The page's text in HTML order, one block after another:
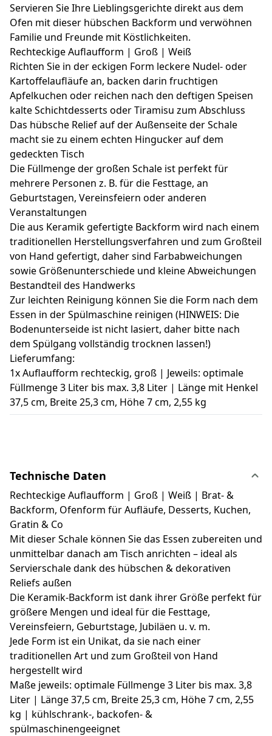
Servieren Sie Ihre Lieblingsgerichte direkt aus dem
Ofen mit dieser hübschen Backform und verwöhnen
Familie und Freunde mit Köstlichkeiten.
Rechteckige Auflaufform | Groß | Weiß
Richten Sie in der eckigen Form leckere Nudel- oder
Kartoffelaufläufe an, backen darin fruchtigen
Apfelkuchen oder reichen nach den deftigen Speisen
kalte Schichtdesserts oder Tiramisu zum Abschluss
Das hübsche Relief auf der Außenseite der Schale
macht sie zu einem echten Hingucker auf dem
gedeckten Tisch
Die Füllmenge der großen Schale ist perfekt für
mehrere Personen z. B. für die Festtage, an
Geburtstagen, Vereinsfeiern oder anderen
Veranstaltungen
Die aus Keramik gefertigte Backform wird nach einem
traditionellen Herstellungsverfahren und zum Großteil
von Hand gefertigt, daher sind Farbabweichungen
sowie Größenunterschiede und kleine Abweichungen
Bestandteil des Handwerks
Zur leichten Reinigung können Sie die Form nach dem
Essen in der Spülmaschine reinigen (HINWEIS: Die
Bodenunterseide ist nicht lasiert, daher bitte nach
dem Spülgang vollständig trocknen lassen!)
Lieferumfang:
1x Auflaufform rechteckig, groß | Jeweils: optimale
Füllmenge 3 Liter bis max. 3,8 Liter | Länge mit Henkel
37,5 cm, Breite 25,3 cm, Höhe 7 cm, 2,55 kg
Technische Daten
Rechteckige Auflaufform | Groß | Weiß | Brat- &
Backform, Ofenform für Aufläufe, Desserts, Kuchen,
Gratin & Co
Mit dieser Schale können Sie das Essen zubereiten und
unmittelbar danach am Tisch anrichten – ideal als
Servierschale dank des hübschen & dekorativen
Reliefs außen
Die Keramik-Backform ist dank ihrer Größe perfekt für
größere Mengen und ideal für die Festtage,
Vereinsfeiern, Geburtstage, Jubiläen u. v. m.
Jede Form ist ein Unikat, da sie nach einer
traditionellen Art und zum Großteil von Hand
hergestellt wird
Maße jeweils: optimale Füllmenge 3 Liter bis max. 3,8
Liter | Länge 37,5 cm, Breite 25,3 cm, Höhe 7 cm, 2,55
kg | kühlschrank-, backofen- &
spülmaschinengeeignet